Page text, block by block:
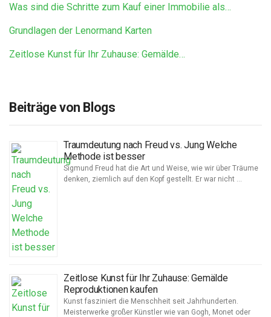
Was sind die Schritte zum Kauf einer Immobilie als…
Grundlagen der Lenormand Karten
Zeitlose Kunst für Ihr Zuhause: Gemälde…
Beiträge von Blogs
Traumdeutung nach Freud vs. Jung Welche
Methode ist besser
Sigmund Freud hat die Art und Weise, wie wir über Träume
denken, ziemlich auf den Kopf gestellt. Er war nicht …
Zeitlose Kunst für Ihr Zuhause: Gemälde
Reproduktionen kaufen
Kunst fasziniert die Menschheit seit Jahrhunderten.
Meisterwerke großer Künstler wie van Gogh, Monet oder